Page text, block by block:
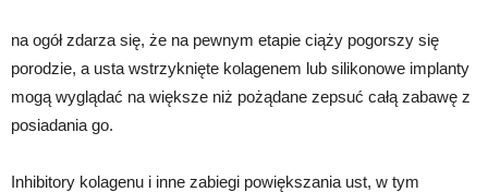
na ogół zdarza się, że na pewnym etapie ciąży pogorszy się
porodzie, a usta wstrzyknięte kolagenem lub silikonowe implanty
mogą wyglądać na większe niż pożądane zepsuć całą zabawę z
posiadania go.
Inhibitory kolagenu i inne zabiegi powiększania ust, w tym